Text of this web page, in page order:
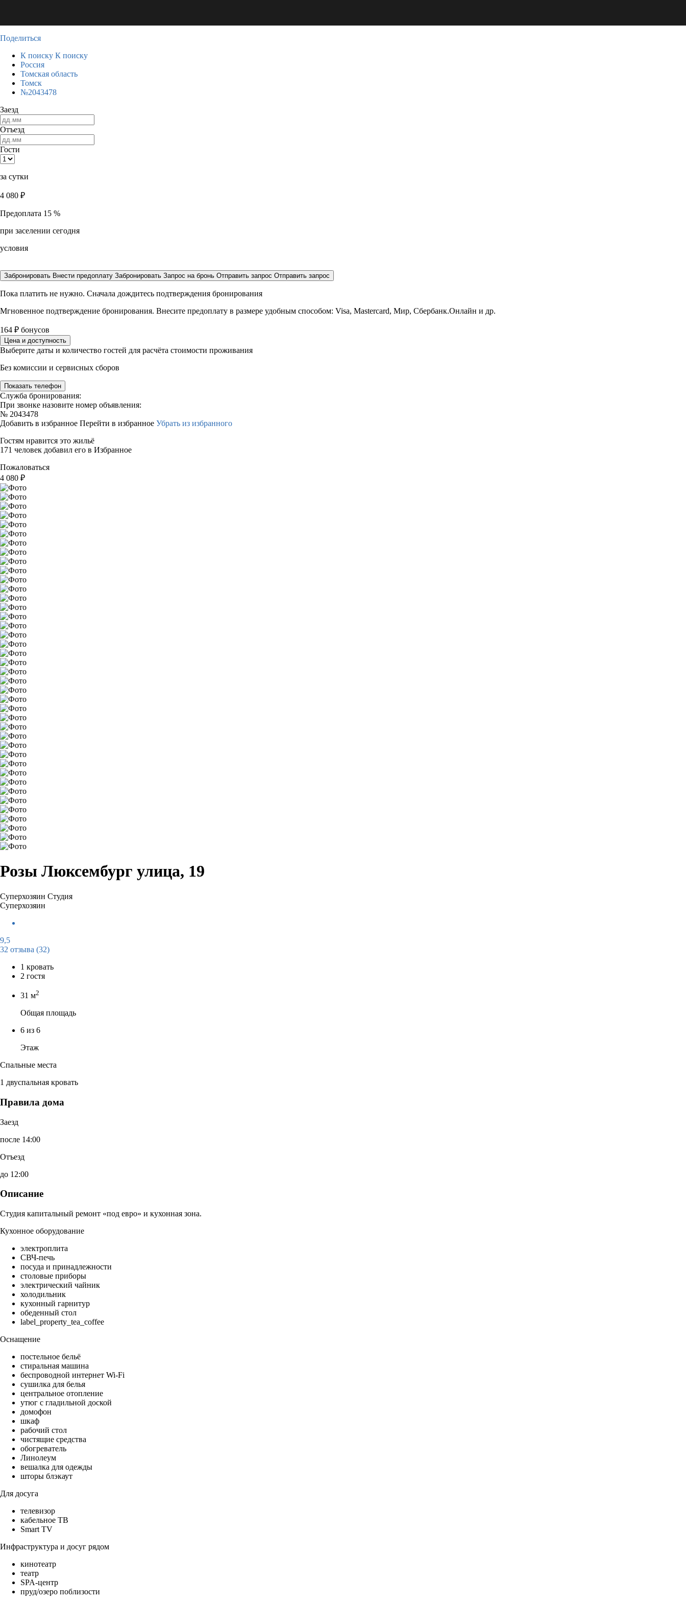
Поделиться
К поиску К поиску
Россия
Томская область
Томск
№2043478
Заезд
Отъезд
Гости
за сутки
4 080 ₽
Предоплата 15 %
при заселении сегодня
условия
Забронировать Внести предоплату Забронировать Запрос на бронь Отправить запрос Отправить запрос
Пока платить не нужно. Сначала дождитесь подтверждения бронирования
Мгновенное подтверждение бронирования. Внесите предоплату в размере удобным способом: Visa, Mastercard, Мир, Сбербанк.Онлайн и др.
164 ₽ бонусов
Цена и доступность
Выберите даты и количество гостей для расчёта стоимости проживания
Без комиссии и сервисных сборов
Показать телефон
Служба бронирования:
При звонке назовите номер объявления:
№ 2043478
Добавить в избранное Перейти в избранное Убрать из избранного
Гостям нравится это жильё
171 человек добавил его в Избранное
Пожаловаться
4 080 ₽
Розы Люксембург улица, 19
Суперхозяин Студия
Суперхозяин
9,5
32 отзыва (32)
1 кровать
2 гостя
31 м2
Общая площадь
6 из 6
Этаж
Спальные места
1 двуспальная кровать
Правила дома
Заезд
после 14:00
Отъезд
до 12:00
Описание
Студия капитальный ремонт «под евро» и кухонная зона.
Кухонное оборудование
электроплита
СВЧ-печь
посуда и принадлежности
столовые приборы
электрический чайник
холодильник
кухонный гарнитур
обеденный стол
label_property_tea_coffee
Оснащение
постельное бельё
стиральная машина
беспроводной интернет Wi-Fi
сушилка для белья
центральное отопление
утюг с гладильной доской
домофон
шкаф
рабочий стол
чистящие средства
обогреватель
Линолеум
вешалка для одежды
шторы блэкаут
Для досуга
телевизор
кабельное ТВ
Smart TV
Инфраструктура и досуг рядом
кинотеатр
театр
SPA-центр
пруд/озеро поблизости